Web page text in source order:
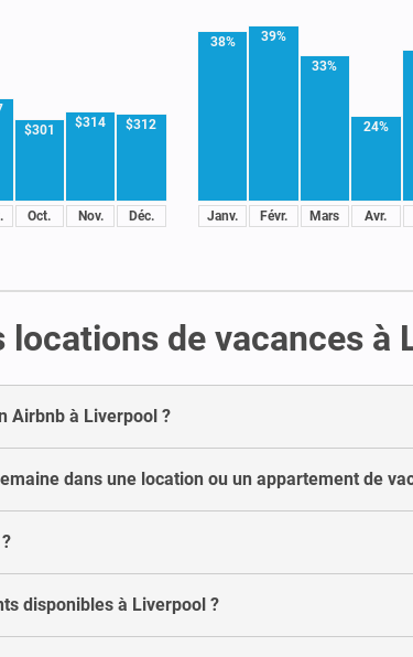
$301
Oct.
$314
Nov.
$312
Déc.
38%
Janv.
39%
Févr.
33%
Mars
24%
Avr.
de vacances à
Airbnb à Liverpool ?
dans une location ou un appartement de
disponibles à Liverpool ?